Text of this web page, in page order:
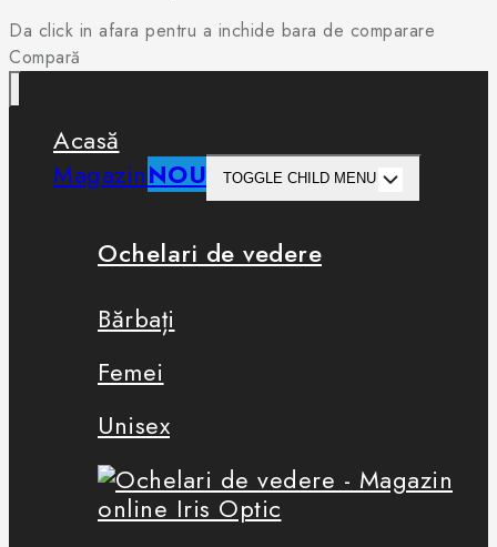
Da click in afara pentru a inchide bara de comparare
Compară
Acasă
MagazinNOU TOGGLE CHILD MENU
Ochelari de vedere
Bărbați
Femei
Unisex